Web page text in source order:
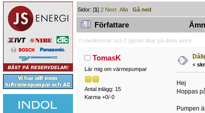
Sidor: [1]2 Next Alla Gå ned
Författare
0 medlemmar och 2 gäster tittar på detta ämne.
TomasK
Lär mig om värmepumpar
Antal inlägg: 15
Karma +0/-0
«
Hej
Hoppas
Pumpen